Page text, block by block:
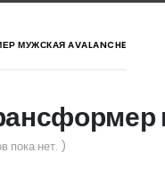
МУЖСКАЯ AVALANCHE
пока нет. )